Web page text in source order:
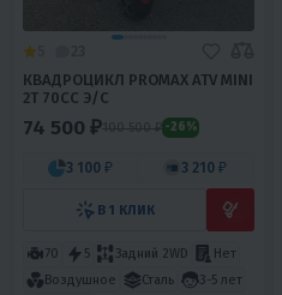
КВАДРОЦИКЛ PROMAX ATV MINI
2T 70CC Э/С
74 500 ₽100 500 ₽ -26%
3 100 ₽ 3 210 ₽
В 1 КЛИК
70 5 Задний 2WD
Нет
Воздушное
Сталь
3-5 лет